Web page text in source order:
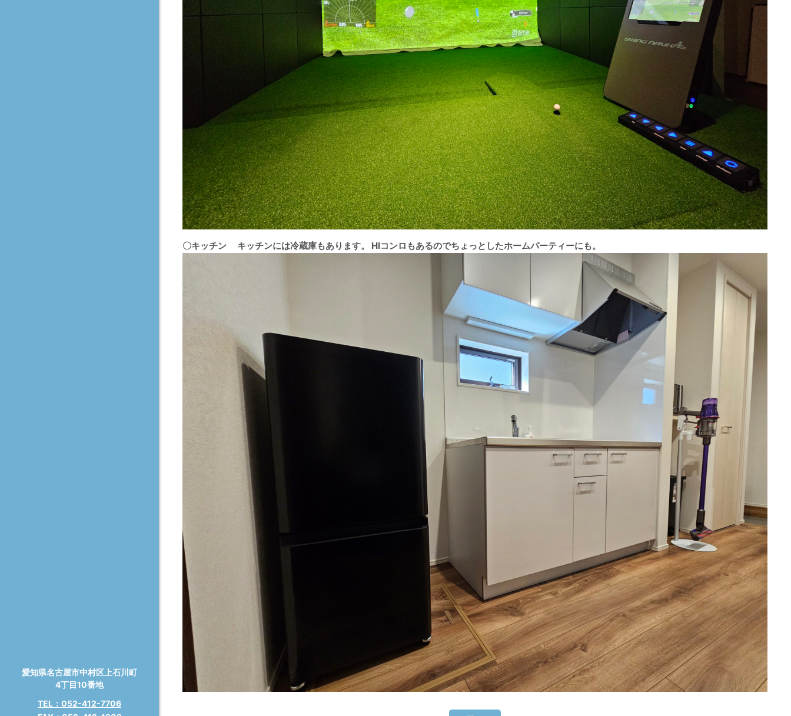
愛知県名古屋市中村区上⽯川町
4丁⽬10番地
TEL：052-412-7706
〇キッチン キッチンには冷蔵庫もあります。 HIコンロもあるのでちょっとしたホームパーティーにも。